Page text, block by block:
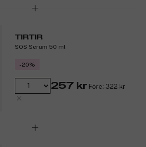
TIRTIR
SOS Serum 50 ml
-20%
257 kr Före: 322 kr